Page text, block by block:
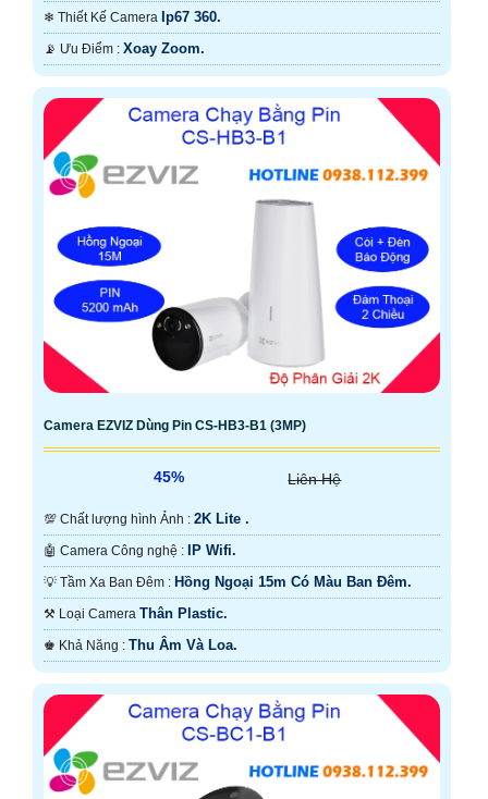
❄ Thiết Kế Camera Ip67 360.
️📡 Ưu Điểm : Xoay Zoom.
Camera EZVIZ Dùng Pin CS-HB3-B1 (3MP)
45% Liên Hệ
💯 Chất lượng hình Ảnh : 2K Lite .
🤖️ Camera Công nghệ : IP Wifi.
💡 Tầm Xa Ban Đêm : Hồng Ngoại 15m Có Màu Ban Ðêm.
⚒ Loại Camera Thân Plastic.
️♚ Khả Năng : Thu Âm Và Loa.